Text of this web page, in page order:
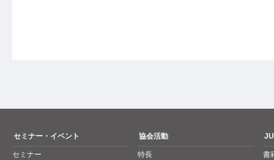
セミナー・イベント
セミナー
協会活動
特長
書